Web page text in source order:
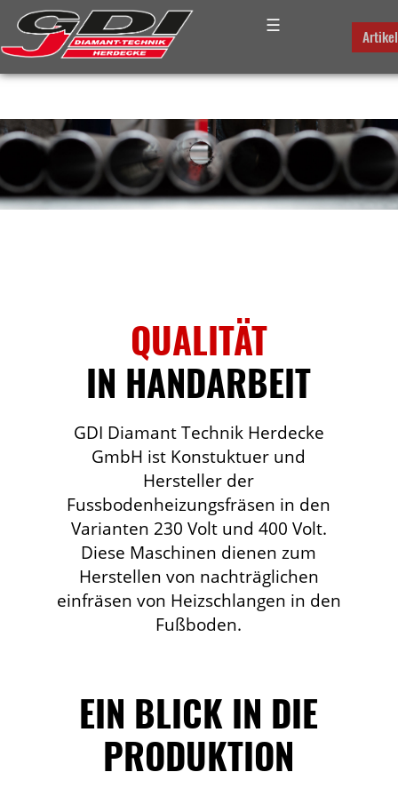
☰
QUALITÄT
IN HANDARBEIT
GDI Diamant Technik Herdecke
GmbH ist Konstuktuer und
Hersteller der
Fussbodenheizungsfräsen in den
Varianten 230 Volt und 400 Volt.
Diese Maschinen dienen zum
Herstellen von nachträglichen
einfräsen von Heizschlangen in den
Fußboden.
EIN BLICK IN DIE
PRODUKTION